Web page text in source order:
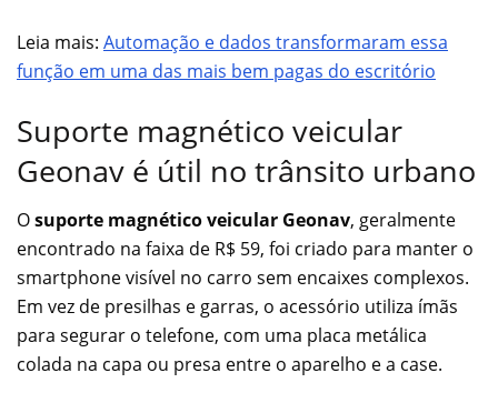
Leia mais: Automação e dados transformaram essa
função em uma das mais bem pagas do escritório
Suporte magnético veicular
Geonav é útil no trânsito urbano
Osuporte magnético veicular Geonav, geralmente
encontrado na faixa de R$ 59, foi criado para manter o
smartphone visível no carro sem encaixes complexos.
Em vez de presilhas e garras, o acessório utiliza ímãs
para segurar o telefone, com uma placa metálica
colada na capa ou presa entre o aparelho e a case.